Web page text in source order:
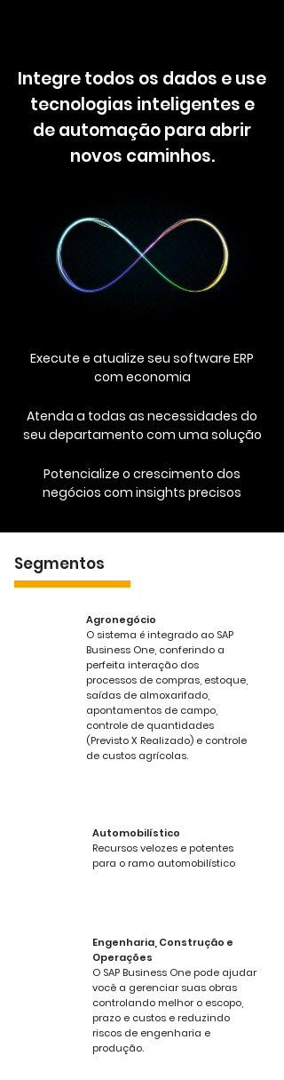
Integre todos os dados e use
tecnologias inteligentes e
de automação para abrir
novos caminhos.
Execute e atualize seu software ERP
com economia
Atenda a todas as necessidades do
seu departamento com uma solução
Potencialize o crescimento dos
negócios com insights precisos
Segmentos
Agronegócio
O sistema é integrado ao SAP
Business One, conferindo a
perfeita interação dos
processos de compras, estoque,
saídas de almoxarifado,
apontamentos de campo,
controle de quantidades
(Previsto X Realizado) e controle
de custos agrícolas.
Automobilístico
Recursos velozes e potentes
para o ramo automobilístico
Engenharia, Construção e
Operações
O SAP Business One pode ajudar
você a gerenciar suas obras
controlando melhor o escopo,
prazo e custos e reduzindo
riscos de engenharia e
produção.